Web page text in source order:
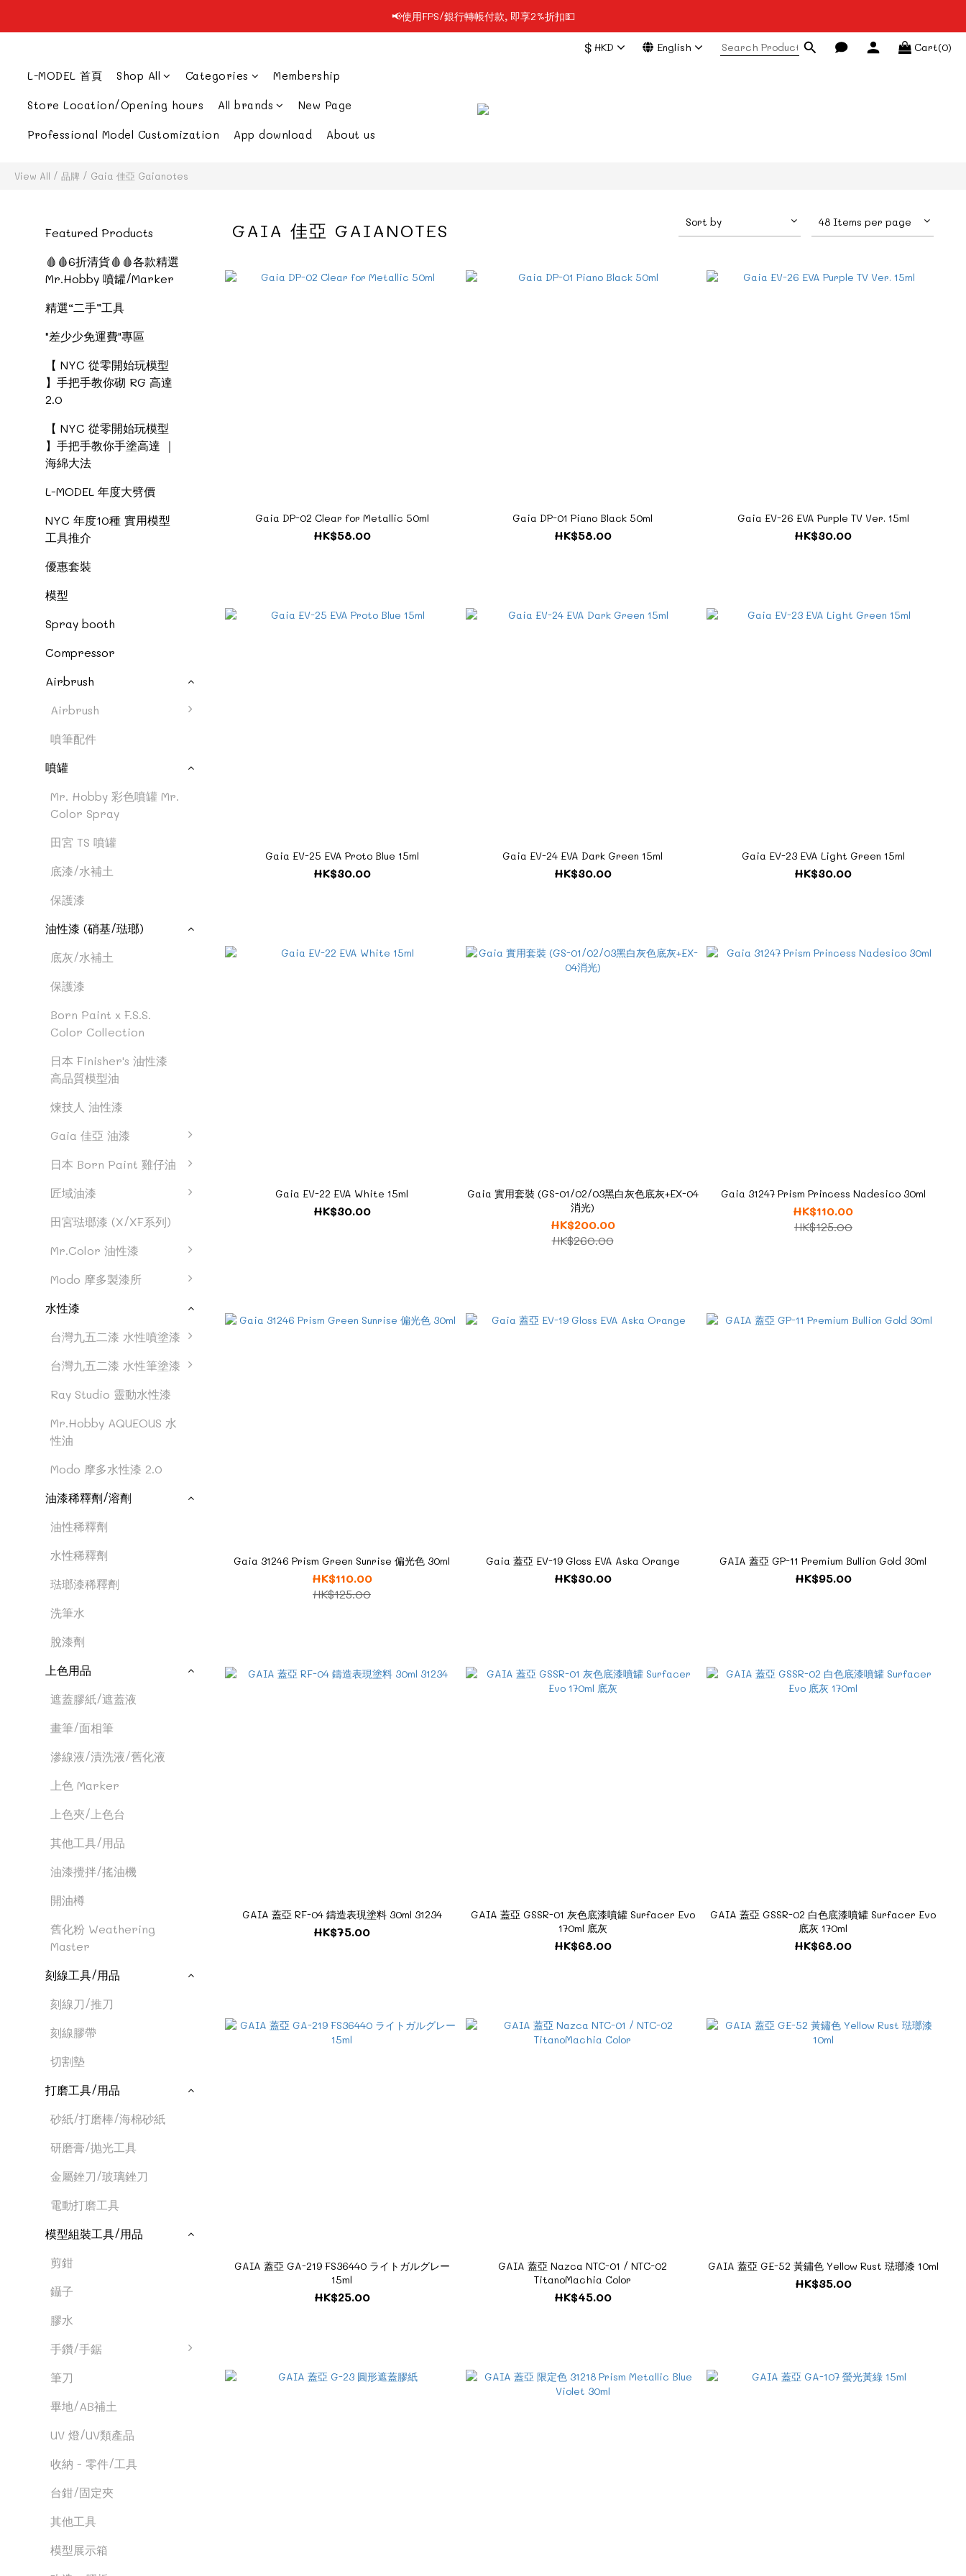
📢凡購物滿$199 順豐自提點免運費📦📦
📢使用FPS/銀行轉帳付款, 即享2%折扣💵
$ HKD English Cart(0)
L-MODEL 首頁 Shop All Categories Membership
Store Location/Opening hours All brands New Page
Professional Model Customization App download About us
View All / 品牌 / Gaia 佳亞 Gaianotes
Featured Products
🩸🩸6折清貨🩸🩸各款精選
Mr.Hobby 噴罐/Marker
精選“二手”工具
"差少少免運費"專區
【 NYC 從零開始玩模型
】手把手教你砌 RG 高達
2.0
【 NYC 從零開始玩模型
】手把手教你手塗高達 ｜
海綿大法
L-MODEL 年度大劈價
NYC 年度10種 實用模型
工具推介
優惠套裝
模型
Spray booth
Compressor
Airbrush
Airbrush
噴筆配件
噴罐
Mr. Hobby 彩色噴罐 Mr.
Color Spray
田宮 TS 噴罐
底漆/水補土
保護漆
油性漆 (硝基/琺瑯)
底灰/水補土
保護漆
Born Paint x F.S.S.
Color Collection
日本 Finisher's 油性漆
高品質模型油
煉技人 油性漆
Gaia 佳亞 油漆
日本 Born Paint 雞仔油
匠域油漆
田宮琺瑯漆 (X/XF系列)
Mr.Color 油性漆
Modo 摩多製漆所
水性漆
台灣九五二漆 水性噴塗漆
台灣九五二漆 水性筆塗漆
Ray Studio 靈動水性漆
Mr.Hobby AQUEOUS 水
性油
Modo 摩多水性漆 2.0
油漆稀釋劑/溶劑
油性稀釋劑
水性稀釋劑
琺瑯漆稀釋劑
洗筆水
脫漆劑
上色用品
遮蓋膠紙/遮蓋液
畫筆/面相筆
滲線液/漬洗液/舊化液
上色 Marker
上色夾/上色台
其他工具/用品
油漆攪拌/搖油機
開油樽
舊化粉 Weathering
Master
刻線工具/用品
刻線刀/推刀
刻線膠帶
切割墊
打磨工具/用品
砂紙/打磨棒/海棉砂紙
研磨膏/抛光工具
金屬銼刀/玻璃銼刀
電動打磨工具
模型組裝工具/用品
剪鉗
鑷子
膠水
手鑽/手鋸
筆刀
畢地/AB補土
UV 燈/UV類產品
收納 - 零件/工具
台鉗/固定夾
其他工具
模型展示箱
GAIA 佳亞 GAIANOTES Sort by 48 Items per page
Gaia DP-02 Clear for Metallic 50ml
HK$58.00
Gaia DP-01 Piano Black 50ml
HK$58.00
Gaia EV-26 EVA Purple TV Ver. 15ml
HK$30.00
Gaia EV-25 EVA Proto Blue 15ml
HK$30.00
Gaia EV-24 EVA Dark Green 15ml
HK$30.00
Gaia EV-23 EVA Light Green 15ml
HK$30.00
Gaia EV-22 EVA White 15ml
HK$30.00
Gaia 實用套裝 (GS-01/02/03黑白灰色底灰+EX-04
消光)
HK$200.00
HK$260.00
Gaia 31247 Prism Princess Nadesico 30ml
HK$110.00
HK$125.00
Gaia 31246 Prism Green Sunrise 偏光色 30ml
HK$110.00
HK$125.00
Gaia 蓋亞 EV-19 Gloss EVA Aska Orange
HK$30.00
GAIA 蓋亞 GP-11 Premium Bullion Gold 30ml
HK$95.00
GAIA 蓋亞 RF-04 鑄造表現塗料 30ml 31234
HK$75.00
GAIA 蓋亞 GSSR-01 灰色底漆噴罐 Surfacer Evo
170ml 底灰
HK$68.00
GAIA 蓋亞 GSSR-02 白色底漆噴罐 Surfacer Evo
底灰 170ml
HK$68.00
GAIA 蓋亞 GA-219 FS36440 ライトガルグレー
15ml
HK$25.00
GAIA 蓋亞 Nazca NTC-01 / NTC-02
TitanoMachia Color
HK$45.00
GAIA 蓋亞 GE-52 黃鏽色 Yellow Rust 琺瑯漆 10ml
HK$35.00